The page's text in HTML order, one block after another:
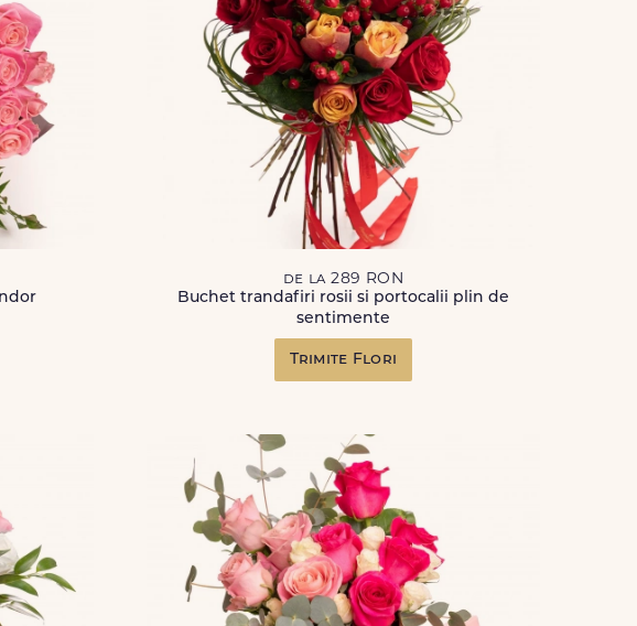
de la 289 RON
Buchet trandafiri rosii si portocalii plin de
sentimente
Trimite Flori